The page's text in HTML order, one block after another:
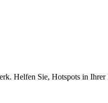
Helfen Sie, Hotspots in